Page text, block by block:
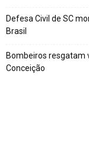
Defesa Civil de SC
Brasil
Bombeiros resgatam
Conceição